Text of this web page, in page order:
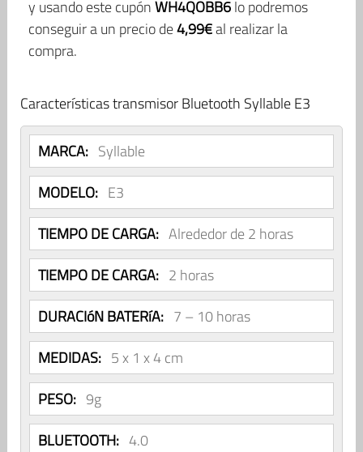
y usando este cupónWH4QOBB6lo podremos
conseguir a un precio de4,99€al realizar la
compra.
Características transmisor Bluetooth Syllable E3
MARCA: Syllable
MODELO: E3
TIEMPO DE CARGA: Alrededor de 2 horas
TIEMPO DE CARGA: 2 horas
DURACIóN BATERíA: 7 – 10 horas
MEDIDAS: 5 x 1 x 4 cm
PESO: 9g
BLUETOOTH: 4.0